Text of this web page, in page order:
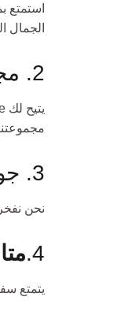
استمتع
الجمال
2. مجموعة واسعة من الألوان والأنماط
3. جودة لا هوادة فيها
نحن
4.
يتمتع